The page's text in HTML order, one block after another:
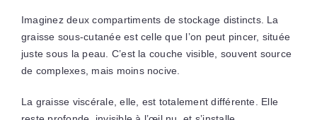
Imaginez deux compartiments de stockage distincts. La
graisse sous-cutanée est celle que l’on peut pincer, située
juste sous la peau. C’est la couche visible, souvent source
de complexes, mais moins nocive.
La graisse viscérale, elle, est totalement différente. Elle